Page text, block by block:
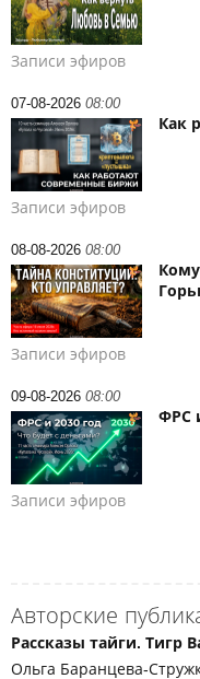
Записи эфиров
07-08-2026 08:00
Как
Записи эфиров
08-08-2026 08:00
Записи эфиров
09-08-2026 08:00
ФРС
Записи эфиров
Авторские
Рассказы тайги. Тигр
Ольга Баранцева-